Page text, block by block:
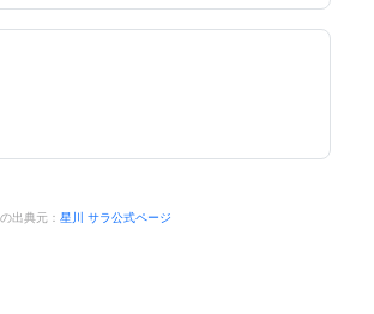
出典元： 星川 サラ公式ページ